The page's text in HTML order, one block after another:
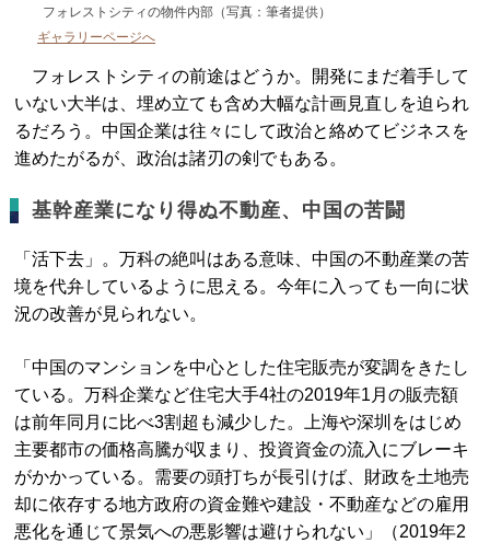
フォレストシティの物件内部（写真：筆者提供）
ギャラリーページへ
フォレストシティの前途はどうか。開発にまだ着手して
いない大半は、埋め立ても含め大幅な計画見直しを迫られ
るだろう。中国企業は往々にして政治と絡めてビジネスを
進めたがるが、政治は諸刃の剣でもある。
基幹産業になり得ぬ不動産、中国の苦闘
「活下去」。万科の絶叫はある意味、中国の不動産業の苦
境を代弁しているように思える。今年に入っても一向に状
況の改善が見られない。
「中国のマンションを中心とした住宅販売が変調をきたし
ている。万科企業など住宅大手4社の2019年1月の販売額
は前年同月に比べ3割超も減少した。上海や深圳をはじめ
主要都市の価格高騰が収まり、投資資金の流入にブレーキ
がかかっている。需要の頭打ちが長引けば、財政を土地売
却に依存する地方政府の資金難や建設・不動産などの雇用
悪化を通じて景気への悪影響は避けられない」（2019年2